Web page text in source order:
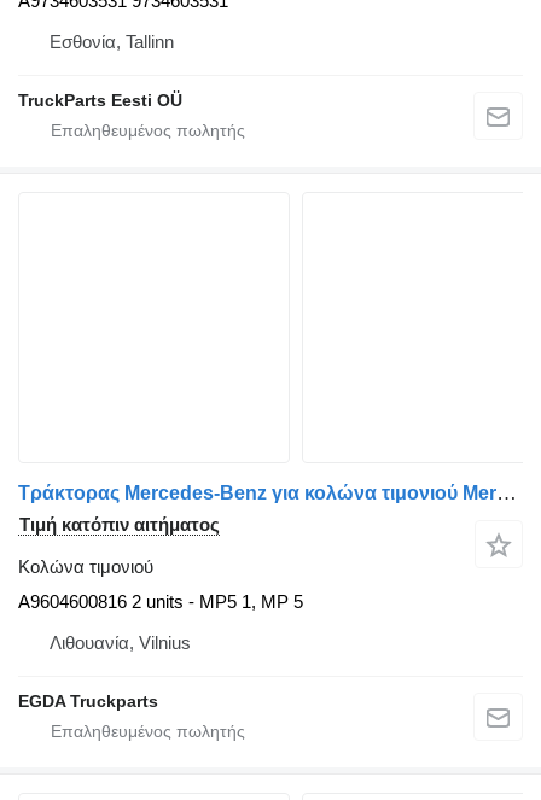
Εσθονία, Tallinn
TruckParts Eesti OÜ
Τράκτορας Mercedes-Benz για κολώνα τιμονιού Mercedes-Benz A9604600816
Τιμή κατόπιν αιτήματος
Κολώνα τιμονιού
A9604600816 2 units - MP5 1, MP 5
Λιθουανία, Vilnius
EGDA Truckparts